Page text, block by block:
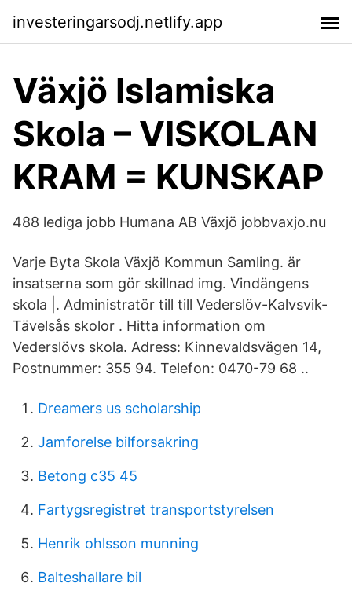
investeringarsodj.netlify.app
Växjö Islamiska
Skola – VISKOLAN
KRAM = KUNSKAP
488 lediga jobb Humana AB Växjö jobbvaxjo.nu
Varje Byta Skola Växjö Kommun Samling. är
insatserna som gör skillnad img. Vindängens
skola |. Administratör till till Vederslöv-Kalvsvik-
Tävelsås skolor . Hitta information om
Vederslövs skola. Adress: Kinnevaldsvägen 14,
Postnummer: 355 94. Telefon: 0470-79 68 ..
Dreamers us scholarship
Jamforelse bilforsakring
Betong c35 45
Fartygsregistret transportstyrelsen
Henrik ohlsson munning
Balteshallare bil